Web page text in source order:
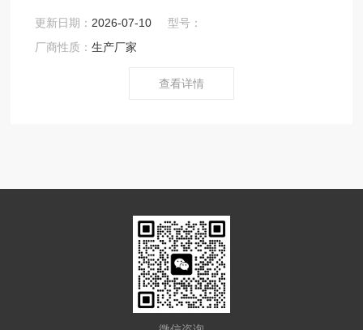
中、西制药、食品、轻工、石油、化工、环保等行业。
更新日期： 2026-07-10
型号：
厂商性质：生产厂家
查看详情